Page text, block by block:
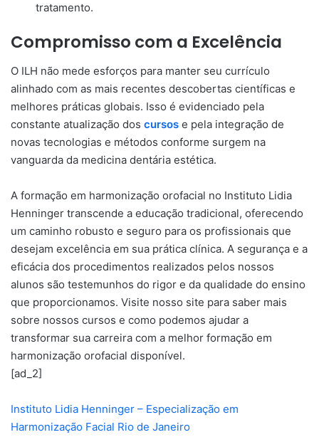
tratamento.
Compromisso com a Excelência
O ILH não mede esforços para manter seu currículo
alinhado com as mais recentes descobertas científicas e
melhores práticas globais. Isso é evidenciado pela
constante atualização dos cursos e pela integração de
novas tecnologias e métodos conforme surgem na
vanguarda da medicina dentária estética.
A formação em harmonização orofacial no Instituto Lidia
Henninger transcende a educação tradicional, oferecendo
um caminho robusto e seguro para os profissionais que
desejam excelência em sua prática clínica. A segurança e a
eficácia dos procedimentos realizados pelos nossos
alunos são testemunhos do rigor e da qualidade do ensino
que proporcionamos. Visite nosso site para saber mais
sobre nossos cursos e como podemos ajudar a
transformar sua carreira com a melhor formação em
harmonização orofacial disponível.
[ad_2]
Instituto Lidia Henninger – Especialização em
Harmonização Facial Rio de Janeiro